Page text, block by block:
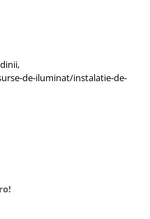
de-iluminat/instalatie-de-